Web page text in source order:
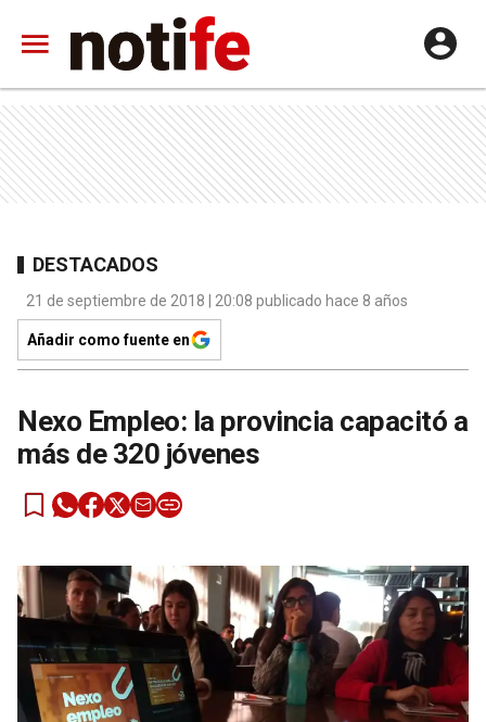
DESTACADOS
21 de septiembre de 2018 | 20:08 publicado hace 8 años
Añadir como fuente en
Nexo Empleo: la provincia capacitó a
más de 320 jóvenes